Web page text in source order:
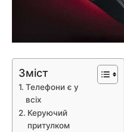
Зміст
Телефони є у
всіх
Керуючий
притулком